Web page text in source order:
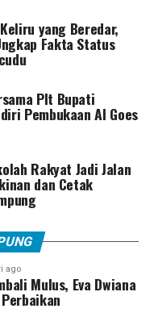
yang Beredar,
Fakta Status
Plt Bupati
Pembukaan AI Goes
Rakyat Jadi Jalan
dan Cetak
ago
Mulus, Eva Dwiana